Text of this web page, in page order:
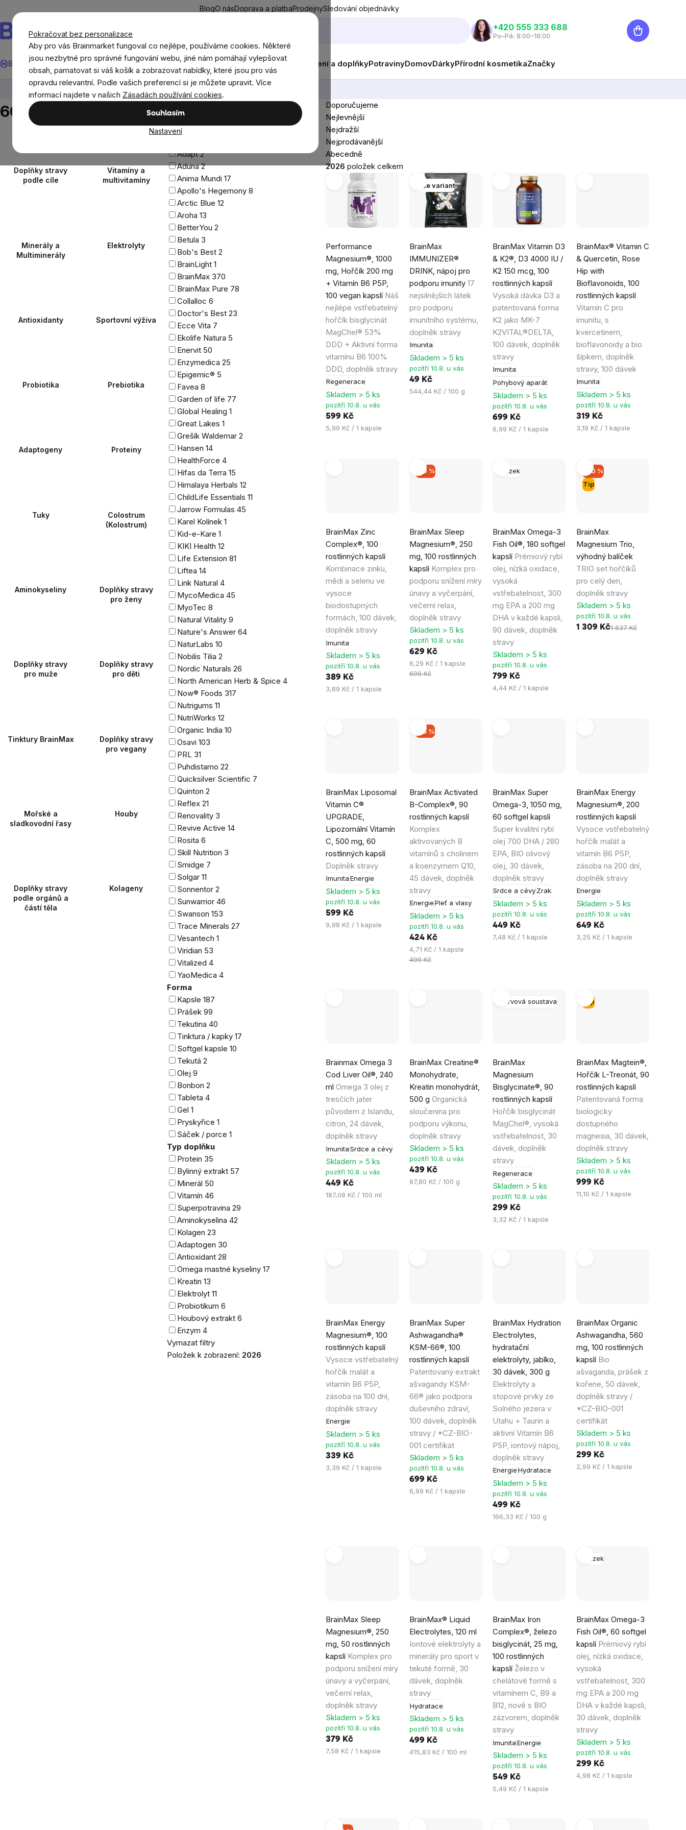
Pokračovat bez personalizace
Aby pro vás Brainmarket fungoval co nejlépe, používáme cookies. Některé
jsou nezbytné pro správné fungování webu, jiné nám pomáhají vylepšovat
obsah, pamatovat si váš košík a zobrazovat nabídky, které jsou pro vás
opravdu relevantní. Podle vašich preferencí si je můžete upravit. Více
informací najdete v našich Zásadách používání cookies.
Souhlasím
Nastavení
obsah
BlogO násDoprava a platbaProdejnySledování objednávky
Hledat
‭+420 555 333 688
Po–Pá: 8:00–18:00
Nákupní
košík
BrainMax® Léto Ušetři CíleDoplňky stravy a výživaNovinkyMužiŽenyDěti Oblečení a doplňkyPotravinyDomovDárkyPřírodní kosmetikaZnačky
Doplňky stravy a výživa 60 gumových bonbónů
60 gumových bonbónů
Doplňky stravy
podle cíle
Vitamíny a
multivitamíny
Minerály a
Multiminerály
Elektrolyty
Antioxidanty Sportovní výživa
Probiotika Prebiotika
Adaptogeny Proteiny
Tuky
Colostrum
(Kolostrum)
Aminokyseliny
Doplňky stravy
pro ženy
Doplňky stravy
pro muže
Doplňky stravy
pro děti
Tinktury BrainMax
Doplňky stravy
pro vegany
Mořské a
sladkovodní řasy
Houby
Doplňky stravy
podle orgánů a
částí těla
Kolageny
Postranní
panel
13Kč
Na skladě
Adapt2
Aduna2
Anima Mundi 17
Apollo's Hegemony 8
Arctic Blue 12
Aroha 13
BetterYou 2
Betula 3
Bob's Best 2
BrainLight 1
BrainMax 370
BrainMax Pure 78
Collalloc 6
Doctor's Best 23
Ecce Vita 7
Ekolife Natura 5
Enervit 50
Enzymedica 25
Epigemic® 5
Favea 8
Garden of life 77
Global Healing 1
Great Lakes 1
Grešík Waldemar 2
Hansen 14
HealthForce 4
Hifas da Terra 15
Himalaya Herbals 12
ChildLife Essentials 11
Jarrow Formulas 45
Karel Kolínek 1
Kid-e-Kare 1
KIKI Health 12
Life Extension 81
Liftea 14
Link Natural 4
MycoMedica 45
MyoTec 8
Natural Vitality 9
Nature's Answer 64
NaturLabs 10
Nobilis Tilia 2
Nordic Naturals 26
North American Herb & Spice 4
Now® Foods 317
Nutrigums 11
NutriWorks 12
Organic India 10
Osavi 103
PRL 31
Puhdistamo 22
Quicksilver Scientific 7
Quinton 2
Reflex 21
Renovality 3
Revive Active 14
Rosita 6
Skill Nutrition 3
Smidge 7
Solgar 11
Sonnentor 2
Sunwarrior 46
Swanson 153
Trace Minerals 27
Vesantech 1
Viridian 53
Vitalized 4
YaoMedica 4
Forma
Kapsle 187
Prášek 99
Tekutina 40
Tinktura / kapky 17
Softgel kapsle 10
Tekutá 2
Olej 9
Bonbon 2
Tableta 4
Gel 1
Pryskyřice 1
Sáček / porce 1
Typ doplňku
Protein 35
Bylinný extrakt 57
Minerál 50
Vitamín 46
Superpotravina 29
Aminokyselina 42
Kolagen 23
Adaptogen 30
Antioxidant 28
Omega mastné kyseliny 17
Kreatin 13
Elektrolyt 11
Probiotikum 6
Houbový extrakt 6
Enzym 4
Vymazat filtry
Položek k zobrazení: 2026
Řazení
produktů
Doporučujeme
Nejlevnější
Nejdražší
Nejprodávanější
Abecedně
2026 položek celkem
Výpis
produktů
Performance
Magnesium®, 1000
mg, Hořčík 200 mg
+ Vitamín B6 P5P,
100 vegan kapslí Náš
nejlépe vstřebatelný
hořčík bisglycinát
MagChel® 53%
DDD + Aktivní forma
vitamínu B6 100%
DDD, doplněk stravy
Regenerace
hodnocení
produktu
je
4,9
z
5
hvězdiček.
Skladem > 5 ks
pozítří 10.8. u vás
599 Kč
Měrná
5,99 Kč / 1 kapsle
Více variant
BrainMax
IMMUNIZER®
DRINK, nápoj pro
podporu imunity 17
nejsilnějších látek
pro podporu
imunitního systému,
doplněk stravy
Imunita
hodnocení
produktu
je
4,2
z
5
hvězdiček.
Skladem > 5 ks
pozítří 10.8. u vás
49 Kč
Měrná
544,44 Kč / 100 g
BrainMax Vitamin D3
& K2®, D3 4000 IU /
K2 150 mcg, 100
rostlinných kapslí
Vysoká dávka D3 a
patentovaná forma
K2 jako MK-7
K2VITAL®DELTA,
100 dávek, doplněk
stravy
Imunita
Pohybový aparát
hodnocení
produktu
je
5,0
z
5
hvězdiček.
Skladem > 5 ks
pozítří 10.8. u vás
699 Kč
Měrná
6,99 Kč / 1 kapsle
BrainMax® Vitamin C
& Quercetin, Rose
Hip with
Bioflavonoids, 100
rostlinných kapslí
Vitamín C pro
imunitu, s
kvercetinem,
bioflavonoidy a bio
šípkem, doplněk
stravy, 100 dávek
Imunita
hodnocení
produktu
je
5,0
z
5
hvězdiček.
Skladem > 5 ks
pozítří 10.8. u vás
319 Kč
Měrná
3,19 Kč / 1 kapsle
BrainMax Zinc
Complex®, 100
rostlinných kapslí
Kombinace zinku,
mědi a selenu ve
vysoce
biodostupných
formách, 100 dávek,
doplněk stravy
Imunita
hodnocení
produktu
je
4,9
z
5
hvězdiček.
Skladem > 5 ks
pozítří 10.8. u vás
389 Kč
Měrná
3,89 Kč / 1 kapsle
–10 %
BrainMax Sleep
Magnesium®, 250
mg, 100 rostlinných
kapslí Komplex pro
podporu snížení míry
únavy a vyčerpání,
večerní relax,
doplněk stravy
hodnocení
produktu
je
4,8
z
5
hvězdiček.
Skladem > 5 ks
pozítří 10.8. u vás
629 Kč
Měrná
cena:
6,29 Kč / 1 kapsle
699 Kč
Mozek
BrainMax Omega-3
Fish Oil®, 180 softgel
kapslí Prémiový rybí
olej, nízká oxidace,
vysoká
vstřebatelnost, 300
mg EPA a 200 mg
DHA v každé kapsli,
90 dávek, doplněk
stravy
hodnocení
produktu
je
4,9
z
5
hvězdiček.
Skladem > 5 ks
pozítří 10.8. u vás
799 Kč
Měrná
4,44 Kč / 1 kapsle
Tip
–20 %
BrainMax
Magnesium Trio,
výhodný balíček
TRIO set hořčíků
pro celý den,
doplněk stravy
hodnocení
produktu
je
5,0
z
5
hvězdiček.
Skladem > 5 ks
pozítří 10.8. u vás
1 309 Kč1 637 Kč
BrainMax Liposomal
Vitamin C®
UPGRADE,
Lipozomální Vitamín
C, 500 mg, 60
rostlinných kapslí
Doplněk stravy
ImunitaEnergie
hodnocení
produktu
je
5,0
z
5
hvězdiček.
Skladem > 5 ks
pozítří 10.8. u vás
599 Kč
Měrná
9,98 Kč / 1 kapsle
–15 %
BrainMax Activated
B-Complex®, 90
rostlinných kapslí
Komplex
aktivovaných B
vitamínů s cholinem
a koenzymem Q10,
45 dávek, doplněk
stravy
EnergiePleť a vlasy
hodnocení
produktu
je
5,0
z
5
hvězdiček.
Skladem > 5 ks
pozítří 10.8. u vás
424 Kč
Měrná
cena:
4,71 Kč / 1 kapsle
499 Kč
BrainMax Super
Omega-3, 1050 mg,
60 softgel kapslí
Super kvalitní rybí
olej 700 DHA / 280
EPA, BIO olivový
olej, 30 dávek,
doplněk stravy
Srdce a cévyZrak
hodnocení
produktu
je
5,0
z
5
hvězdiček.
Skladem > 5 ks
pozítří 10.8. u vás
449 Kč
Měrná
7,48 Kč / 1 kapsle
BrainMax Energy
Magnesium®, 200
rostlinných kapslí
Vysoce vstřebatelný
hořčík malát a
vitamín B6 P5P,
zásoba na 200 dní,
doplněk stravy
Energie
hodnocení
produktu
je
4,9
z
5
hvězdiček.
Skladem > 5 ks
pozítří 10.8. u vás
649 Kč
Měrná
3,25 Kč / 1 kapsle
Brainmax Omega 3
Cod Liver Oil®, 240
ml Omega 3 olej z
tresčích jater
původem z Islandu,
citron, 24 dávek,
doplněk stravy
ImunitaSrdce a cévy
hodnocení
produktu
je
5,0
z
5
hvězdiček.
Skladem > 5 ks
pozítří 10.8. u vás
449 Kč
Měrná
187,08 Kč / 100 ml
BrainMax Creatine®
Monohydrate,
Kreatin monohydrát,
500 g Organická
sloučenina pro
podporu výkonu,
doplněk stravy
hodnocení
produktu
je
4,9
z
5
hvězdiček.
Skladem > 5 ks
pozítří 10.8. u vás
439 Kč
Měrná
87,80 Kč / 100 g
Nervová soustava
BrainMax
Magnesium
Bisglycinate®, 90
rostlinných kapslí
Hořčík bisglycinát
MagChel®, vysoká
vstřebatelnost, 30
dávek, doplněk
stravy
Regenerace
hodnocení
produktu
je
4,9
z
5
hvězdiček.
Skladem > 5 ks
pozítří 10.8. u vás
299 Kč
Měrná
3,32 Kč / 1 kapsle
Tip
BrainMax Magtein®,
Hořčík L-Treonát, 90
rostlinných kapslí
Patentovaná forma
biologicky
dostupného
magnesia, 30 dávek,
doplněk stravy
hodnocení
produktu
je
5,0
z
5
hvězdiček.
Skladem > 5 ks
pozítří 10.8. u vás
999 Kč
Měrná
11,10 Kč / 1 kapsle
BrainMax Energy
Magnesium®, 100
rostlinných kapslí
Vysoce vstřebatelný
hořčík malát a
vitamín B6 P5P,
zásoba na 100 dní,
doplněk stravy
Energie
hodnocení
produktu
je
5,0
z
5
hvězdiček.
Skladem > 5 ks
pozítří 10.8. u vás
339 Kč
Měrná
3,39 Kč / 1 kapsle
BrainMax Super
Ashwagandha®
KSM-66®, 100
rostlinných kapslí
Patentovaný extrakt
ašvagandy KSM-
66® jako podpora
duševního zdraví,
100 dávek, doplněk
stravy / *CZ-BIO-
001 certifikát
hodnocení
produktu
je
4,8
z
5
hvězdiček.
Skladem > 5 ks
pozítří 10.8. u vás
699 Kč
Měrná
6,99 Kč / 1 kapsle
BrainMax Hydration
Electrolytes,
hydratační
elektrolyty, jablko,
30 dávek, 300 g
Elektrolyty a
stopové prvky ze
Solného jezera v
Utahu + Taurin a
aktivní Vitamín B6
P5P, iontový nápoj,
doplněk stravy
EnergieHydratace
hodnocení
produktu
je
4,8
z
5
hvězdiček.
Skladem > 5 ks
pozítří 10.8. u vás
499 Kč
Měrná
166,33 Kč / 100 g
BrainMax Organic
Ashwagandha, 560
mg, 100 rostlinných
kapslí Bio
ašvaganda, prášek z
kořene, 50 dávek,
doplněk stravy /
*CZ-BIO-001
certifikát
hodnocení
produktu
je
5,0
z
5
hvězdiček.
Skladem > 5 ks
pozítří 10.8. u vás
299 Kč
Měrná
2,99 Kč / 1 kapsle
BrainMax Sleep
Magnesium®, 250
mg, 50 rostlinných
kapslí Komplex pro
podporu snížení míry
únavy a vyčerpání,
večerní relax,
doplněk stravy
hodnocení
produktu
je
4,6
z
5
hvězdiček.
Skladem > 5 ks
pozítří 10.8. u vás
379 Kč
Měrná
7,58 Kč / 1 kapsle
BrainMax® Liquid
Electrolytes, 120 ml
Iontové elektrolyty a
minerály pro sport v
tekuté formě, 30
dávek, doplněk
stravy
Hydratace
hodnocení
produktu
je
5,0
z
5
hvězdiček.
Skladem > 5 ks
pozítří 10.8. u vás
499 Kč
Měrná
415,83 Kč / 100 ml
BrainMax Iron
Complex®, železo
bisglycinát, 25 mg,
100 rostlinných
kapslí Železo v
chelátové formě s
vitamínem C, B9 a
B12, nově s BIO
zázvorem, doplněk
stravy
ImunitaEnergie
hodnocení
produktu
je
4,8
z
5
hvězdiček.
Skladem > 5 ks
pozítří 10.8. u vás
549 Kč
Měrná
5,49 Kč / 1 kapsle
Mozek
BrainMax Omega-3
Fish Oil®, 60 softgel
kapslí Prémiový rybí
olej, nízká oxidace,
vysoká
vstřebatelnost, 300
mg EPA a 200 mg
DHA v každé kapsli,
30 dávek, doplněk
stravy
hodnocení
produktu
je
4,4
z
5
hvězdiček.
Skladem > 5 ks
pozítří 10.8. u vás
299 Kč
Měrná
4,98 Kč / 1 kapsle